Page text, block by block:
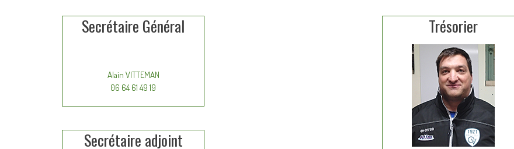
Secrétaire Général
Alain VITTEMAN
06 64 61 49 19
Secrétaire adjoint
Trésorier